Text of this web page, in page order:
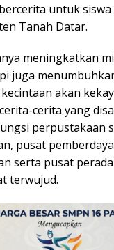
untuk siswa
Tanah Datar.
meningkatkan
juga
akan
cerita yang
perpustakaan
pusat
serta pusat
terwujud.